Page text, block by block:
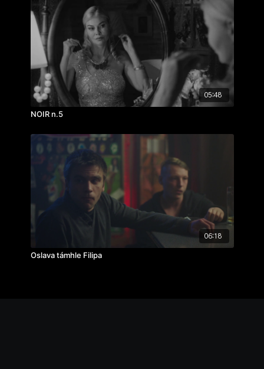
05:48
NOIR n.5
06:18
Oslava támhle Filipa